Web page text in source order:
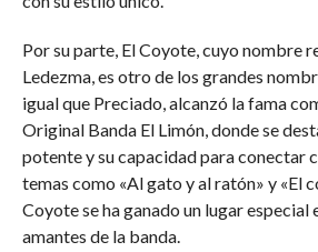
Por su parte, El Coyote, cuyo nombre
Ledezma, es otro de los grandes
igual que Preciado, alcanzó la fama
Original Banda El Limón, donde se
potente y su capacidad para conectar
temas como «Al gato y al ratón» y «El
Coyote se ha ganado un lugar especial
amantes de la banda.